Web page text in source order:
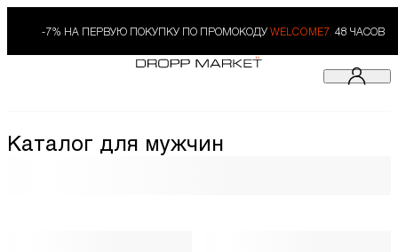
-7% НА ПЕРВУЮ ПОКУПКУ ПО ПРОМОКОДУ WELCOME7. 48 ЧАСОВ
Каталог для мужчин